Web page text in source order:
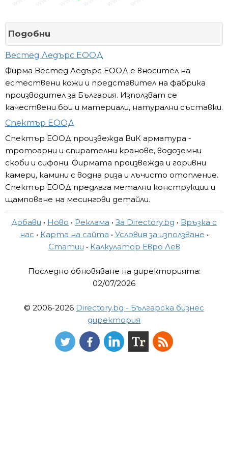
Подобни
Вестед Ледърс ЕООД
Фирма Вестед Ледърс ЕООД е вносител на
естествени кожи и представител на фабрика
производител за България. Използват се
качествени бои и материали, натурални съставки.
Спектър ЕООД
Спектър ЕООД произвежда ВиК арматура -
тротоарни и спирателни кранове, водоземни
скоби и сифони. Фирмата произвежда и горивни
камери, камини с водна риза и лъчисто отопление.
Спектър ЕООД предлага метални конструкции и
щамповане на месингови детайли.
Добави • Ново • Реклама • За Directory.bg • Връзка с
нас • Карта на сайта • Условия за използване •
Статии • Калкулатор Евро Лев
Последно обновяване на директорията:
02/07/2026
© 2006-2026 Directory.bg - Българска бизнес
директория